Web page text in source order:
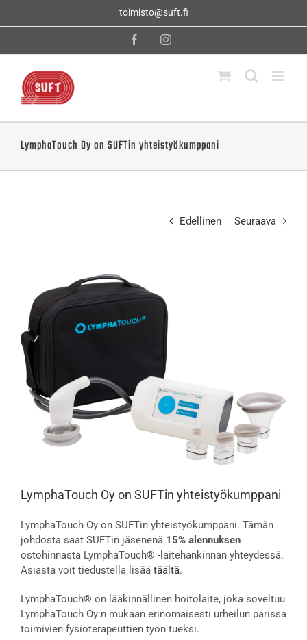
toimisto@suft.fi
FacebookInstagram
LymphaTouch Oy on SUFTin yhteistyökumppani
Edellinen Seuraava
kuvaa
isompana
LymphaTouch Oy on SUFTin yhteistyökumppani
LymphaTouch Oy on SUFTin yhteistyökumppani. Tämän
johdosta saat SUFTin jäsenenä 15% alennuksen
ostohinnasta LymphaTouch® -laitehankinnan yhteydessä.
Asiasta voit tiedustella lisää täältä.
LymphaTouch® on lääkinnällinen hoitolaite, joka soveltuu
LymphaTouch Oy:n mukaan erinomaisesti urheilun parissa
toimivien fysioterapeuttien työn tueksi.